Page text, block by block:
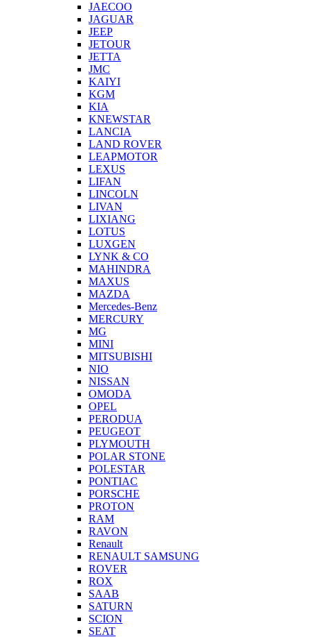
JAECOO
JAGUAR
JEEP
JETOUR
JETTA
JMC
KAIYI
KGM
KIA
KNEWSTAR
LANCIA
LAND ROVER
LEAPMOTOR
LEXUS
LIFAN
LINCOLN
LIVAN
LIXIANG
LOTUS
LUXGEN
LYNK & CO
MAHINDRA
MAXUS
MAZDA
Mercedes-Benz
MERCURY
MG
MINI
MITSUBISHI
NIO
NISSAN
OMODA
OPEL
PERODUA
PEUGEOT
PLYMOUTH
POLAR STONE
POLESTAR
PONTIAC
PORSCHE
PROTON
RAM
RAVON
Renault
RENAULT SAMSUNG
ROVER
ROX
SAAB
SATURN
SCION
SEAT